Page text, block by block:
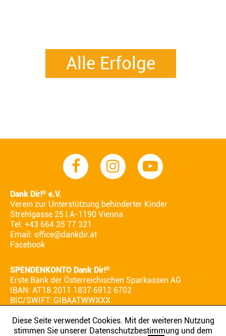
Alle Erfolge
Dank Dir!® e.V.
Verein zur Unterstützung behinderter Kinder
Strehlgasse 25 | A-1190 Vienna
Tel: +43 664 35 77 321
Email: office@dankdir.at
Facebook
SPENDENKONTO Dank Dir!®
Erste Bank der Österreichischen Sparkassen AG
IBAN: AT18 2011 1837 6912 6702
BIC/SWIFT: GIBAATWWXXX
AGB IMPRESSUM DATENSCHUTZ
Diese Seite verwendet Cookies. Mit der weiteren Nutzung
stimmen Sie unserer Datenschutzbestimmung und dem